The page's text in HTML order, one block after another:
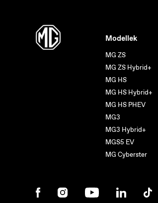
Modellek
MG ZS
MG ZS Hybrid+
MG HS
MG HS Hybrid+
MG HS PHEV
MG3
MG3 Hybrid+
MGS5 EV
MG Cyberster